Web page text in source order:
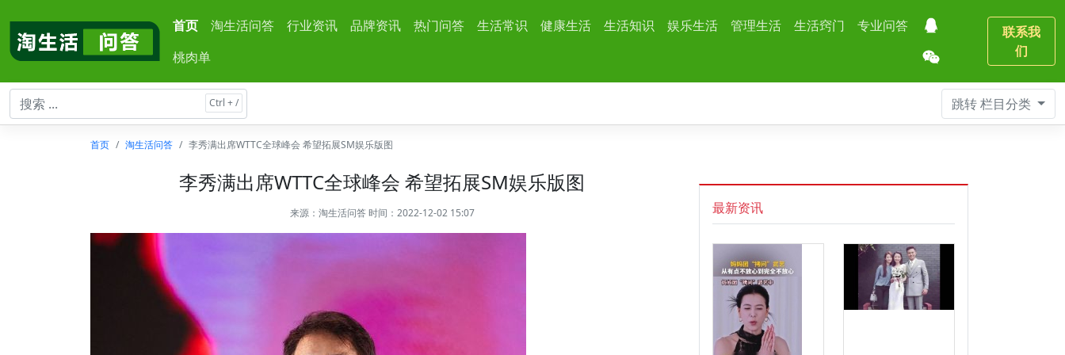
首页 淘生活问答 行业资讯 品牌资讯 热门问答 生活常识 健康生活 生活知识 娱乐生活 管理生活 生活窍门
专业问答
桃肉单
联系我
们
跳转栏目分类
首页 淘生活问答 李秀满出席WTTC全球峰会 希望拓展SM娱乐版图
李秀满出席WTTC全球峰会 希望拓展SM娱乐版图
来源： 淘生活问答 时间：2022-12-02 15:07 最新资讯